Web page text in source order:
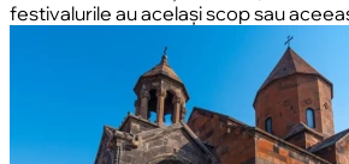
festivalurile au același scop sau